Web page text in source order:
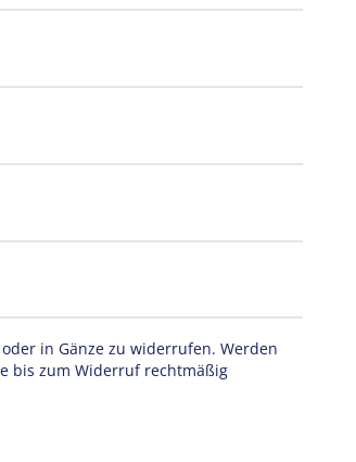
© Rudolf Ullrich, stock.adobe.com
in Gänze zu widerrufen. Werden
bis zum Widerruf rechtmäßig